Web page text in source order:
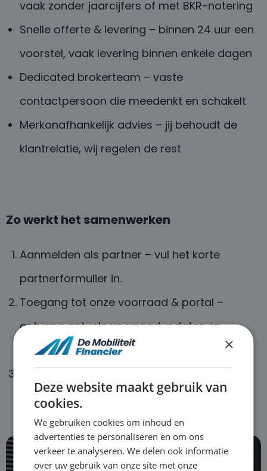
vaak zonder jaarcijfers of met BKR-notering
Snelle offerte & levering – binnen 24 uur een
voorstel, vaak levering binnen enkele dagen
Dedicated brokerteam – vaste
contactpersoon die meedenkt en schakelt
Merkonafhankelijk advies – jij behoudt de
klantrelatie, wij regelen de rest
Zo werkt het samenwerken
Aanmelden als partner – vul het korte
partnerformulier in.
Toegang tot onze voorraad & portal –
ontvang actuele voorraadupdates en
scherpe offertes.
iedere succesvolle deal.
×
Deze website maakt gebruik van
cookies.
We gebruiken cookies om inhoud en
advertenties te personaliseren en om ons
verkeer te analyseren. We delen ook informatie
over uw gebruik van onze site met onze